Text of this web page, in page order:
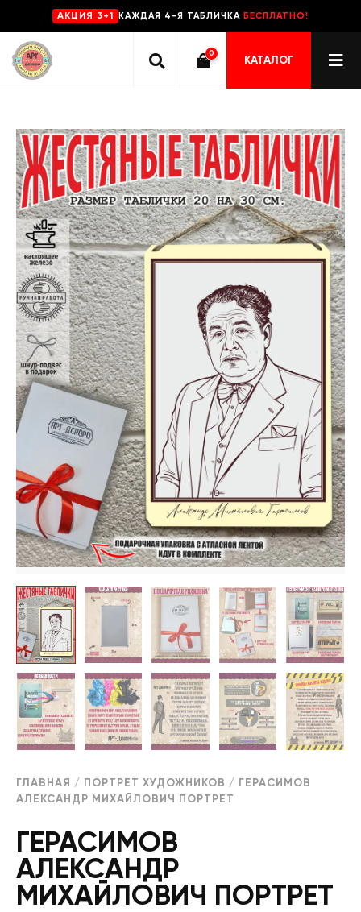
AKЦИЯ 3+1 КАЖДАЯ 4-Я ТАБЛИЧКА БЕСПЛАТНО!
0
КАТАЛОГ
ГЛАВНАЯ / ПОРТРЕТ ХУДОЖНИКОВ / ГЕРАСИМОВ
АЛЕКСАНДР МИХАЙЛОВИЧ ПОРТРЕТ
ГЕРАСИМОВ
АЛЕКСАНДР
МИХАЙЛОВИЧ ПОРТРЕТ